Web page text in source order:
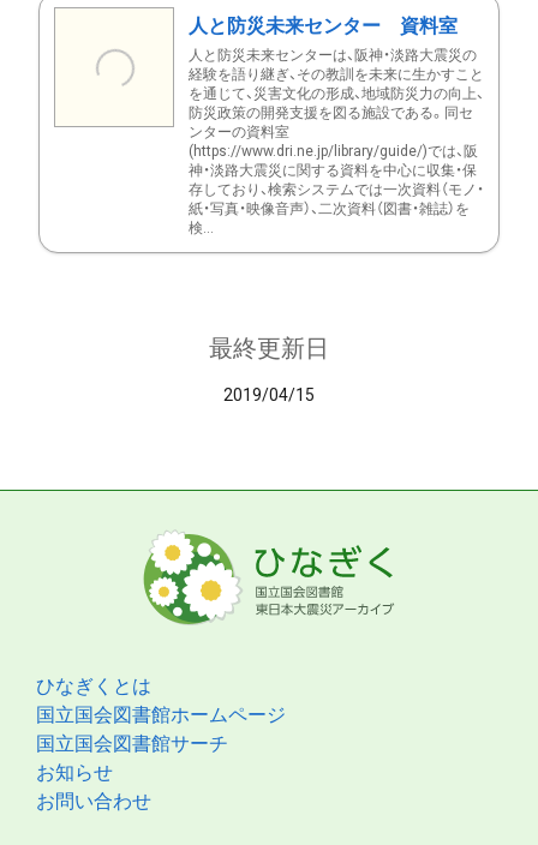
人と防災未来センター 資料室
人と防災未来センターは、阪神・淡路大震災の
経験を語り継ぎ、その教訓を未来に生かすこと
を通じて、災害文化の形成、地域防災力の向上、
防災政策の開発支援を図る施設である。同セ
ンターの資料室
(https://www.dri.ne.jp/library/guide/)では、阪
神・淡路大震災に関する資料を中心に収集・保
存しており、検索システムでは一次資料（モノ・
紙・写真・映像音声）、二次資料（図書・雑誌）を
検...
最終更新日
2019/04/15
ひなぎくとは
国立国会図書館ホームページ
国立国会図書館サーチ
お知らせ
お問い合わせ